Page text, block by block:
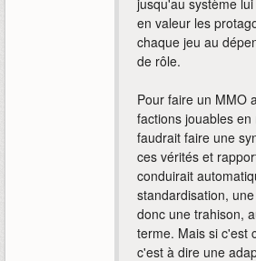
jusqu'au système
en valeur les
chaque jeu au
de rôle.
Pour faire un MMO
factions jouables
faudrait faire une
ces vérités et
conduirait
standardisation,
donc une trahison,
terme. Mais si c'est
c'est à dire une